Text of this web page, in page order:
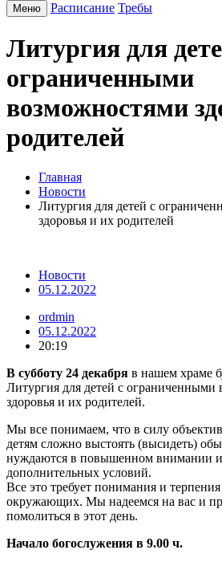
Меню Расписание Требы
Литургия для
ограниченными
возможностями
родителей
Главная
Новости
Литургия для детей с
здоровья и их родителей
Новости
05.12.2022
ordmin
05.12.2022
20:19
В субботу 24 декабря в нашем храме
Литургия для детей с ограниченными
здоровья и их родителей.
Мы все понимаем, что в силу
детям сложно выстоять (высидеть)
нуждаются в повышенном внимании и
дополнительных условий.
Все это требует понимания и
окружающих. Мы надеемся на вас и
помолиться в этот день.
Начало богослужения в 9.00 ч.